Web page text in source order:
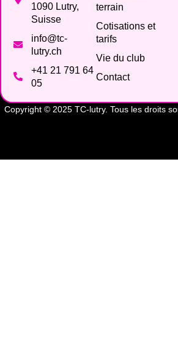
1090 Lutry,
Suisse
info@tc-
lutry.ch
+41 21 791 64
05
terrain
Cotisations et
tarifs
Vie du club
Contact
Copyright © 2025 TC-lutry. Tous les droits